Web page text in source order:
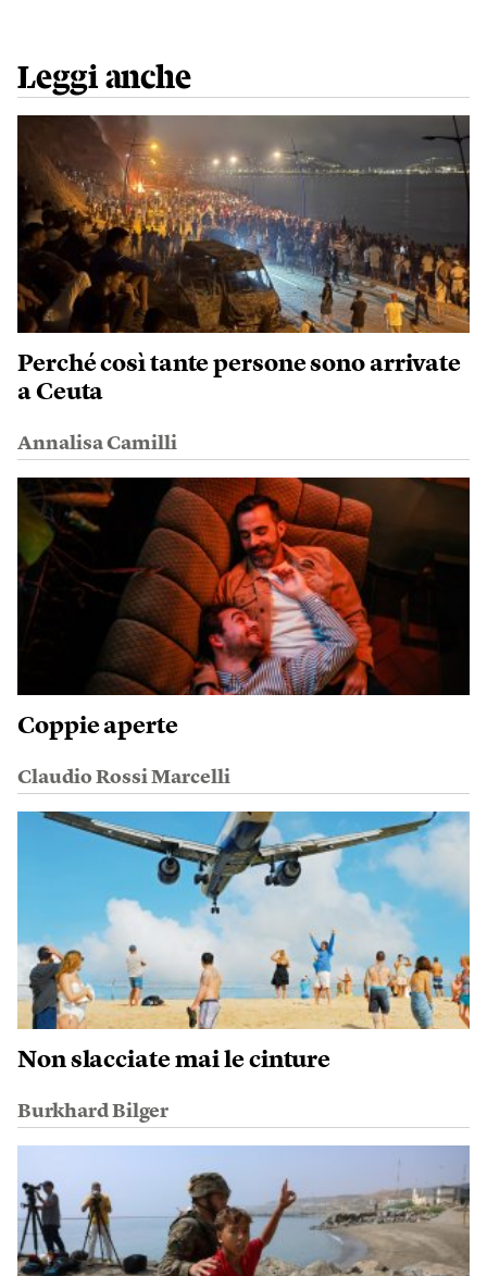
Leggi anche
Perché così tante persone sono arrivate
a Ceuta
Annalisa Camilli
Coppie aperte
Claudio Rossi Marcelli
Non slacciate mai le cinture
Burkhard Bilger